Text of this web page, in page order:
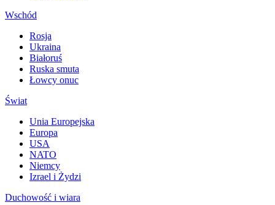
Wschód
Rosja
Ukraina
Białoruś
Ruska smuta
Łowcy onuc
Świat
Unia Europejska
Europa
USA
NATO
Niemcy
Izrael i Żydzi
Duchowość i wiara